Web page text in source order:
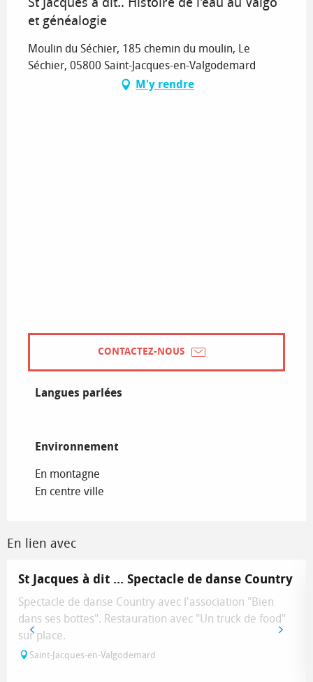
et généalogie
Moulin du Séchier, 185 chemin du moulin, Le
Séchier, 05800 Saint-Jacques-en-Valgodemard
M'y rendre
CONTACTEZ-NOUS
Langues parlées
Langues parlées
Environnement
Environnement
En montagne
En centre ville
En lien avec
St Jacques à dit ... Spectacle de danse Country
Spectacle de danse Country avec l'association "Bien
dans ses bottes". Restauration avec "Un truck de food"
sur place.
Saint-Jacques-en-Valgodemard